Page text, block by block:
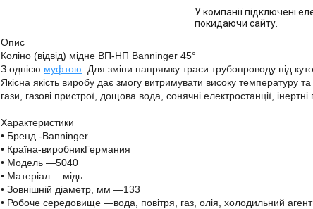
У компанії підключені
покидаючи сайту.
Опис
Коліно (відвід) мідне ВП-НП Banninger 45°
З однією муфтою . Для зміни напрямку траси трубопроводу під
Якісна якість виробу дає змогу витримувати високу
гази, газові пристрої, дощова вода, сонячні електростанції,
Характеристики
• Бренд -Banninger
• Країна-виробникГермания
• Модель —5040
• Матеріал —мідь
• Зовнішній діаметр, мм —133
• Робоче середовище —вода, повітря, газ, олія, холодильний агент